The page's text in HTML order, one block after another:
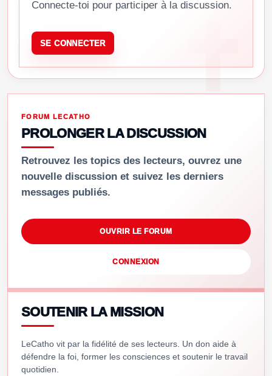
Connecte-toi pour participer à la discussion.
SE CONNECTER
FORUM LECATHO
PROLONGER LA DISCUSSION
Retrouvez les topics des lecteurs, ouvrez une
nouvelle discussion et suivez les derniers
messages publiés.
OUVRIR LE FORUM
CONNEXION
SOUTENIR LA MISSION
LeCatho vit par la fidélité de ses lecteurs. Un don aide à
défendre la foi, former les consciences et soutenir le travail
quotidien.